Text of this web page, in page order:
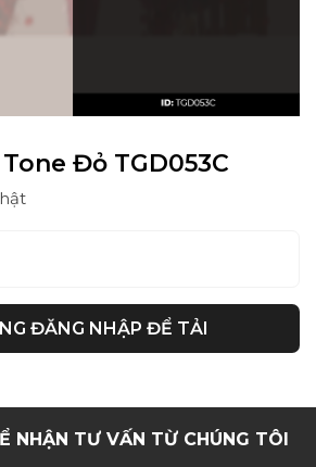
Đỏ TGD053C
ĐĂNG NHẬP ĐỂ TẢI
NHẬN TƯ VẤN TỪ CHÚNG TÔI